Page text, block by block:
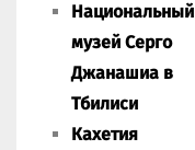
Национальный
музей Серго
Джанашиа в
Тбилиси
Кахетия